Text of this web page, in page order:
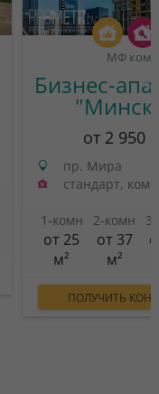
МФ
Бизнес-
от 2 950
пр. Мира
стандарт,
1-комн
от 25
м²
2-комн
от 37
м²
ПОЛУЧИТЬ